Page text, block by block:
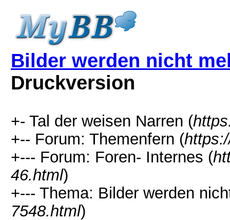
Bilder werden nicht
Druckversion
+- Tal der weisen Narren (
+-- Forum: Themenfern (
+--- Forum: Foren- Internes (
46.html)
+--- Thema: Bilder werden
7548.html)